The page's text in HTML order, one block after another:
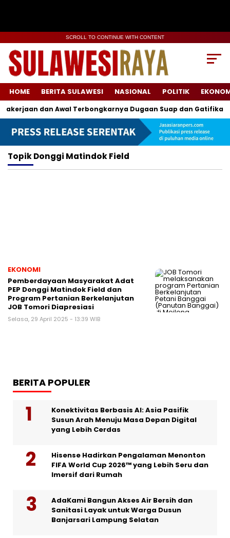
SCROLL TO CONTINUE WITH CONTENT
HOME BERITA SULAWESI NASIONAL POLITIK
dan Awal Terbongkarnya Dugaan Suap dan Gatifikasi
TopikDonggi Matindok Field
EKONOMI
Pemberdayaan Masyarakat Adat
PEP Donggi Matindok Field dan
Program Pertanian Berkelanjutan
JOB Tomori Diapresiasi
Selasa, 29 April 2025 - 13:39 WIB
BERITA POPULER
Konektivitas Berbasis AI: Asia Pasifik
Susun Arah Menuju Masa Depan Digital
yang Lebih Cerdas
Hisense Hadirkan Pengalaman Menonton
FIFA World Cup 2026™ yang Lebih Seru dan
Imersif dari Rumah
AdaKami Bangun Akses Air Bersih dan
Sanitasi Layak untuk Warga Dusun
Banjarsari Lampung Selatan